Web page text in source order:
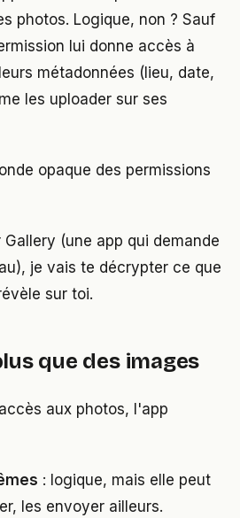
photos. Logique, non ? Sauf
lui donne accès à
métadonnées (lieu, date,
les uploader sur ses
opaque des permissions
(une app qui demande
je vais te décrypter ce que
sur toi.
que des images
aux photos, l'app
: logique, mais elle peut
les envoyer ailleurs.